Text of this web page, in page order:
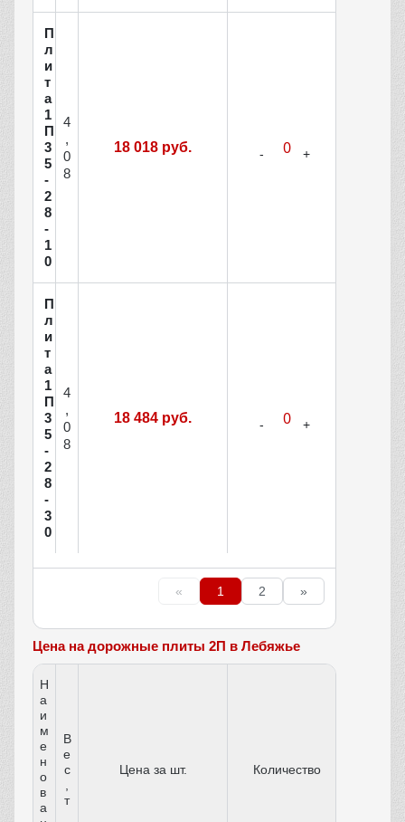
П
л
и
т
а
1
П
3
5
-
2
8
-
1
0
4
,
0
8
18 018 руб.
П
л
и
т
а
1
П
3
5
-
2
8
-
3
0
4
,
0
8
18 484 руб.
« 1 2 »
Цена на дорожные плиты 2П в Лебяжье
Н
а
и
м
е
н
о
в
а
В
е
с
т
Цена за шт. Количество